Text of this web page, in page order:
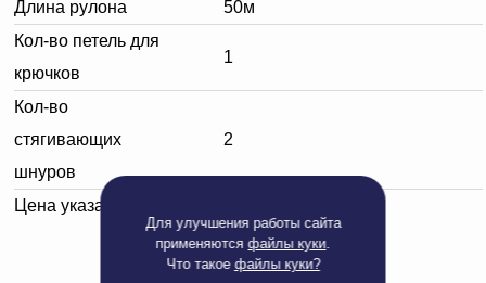
Для улучшения работы сайта
применяютсяфайлы куки.
Что такое файлы куки?
Длина рулона
50м
Кол-во петель для
крючков
1
Кол-во
стягивающих
шнуров
2
Цена указана за: